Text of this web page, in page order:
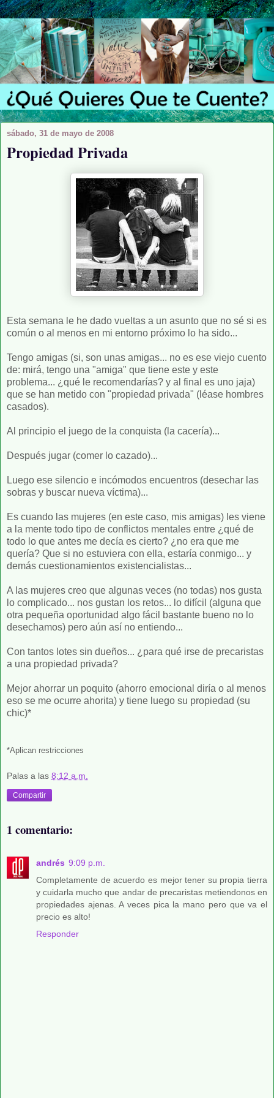
sábado, 31 de mayo de 2008
Propiedad Privada
Esta semana le he dado vueltas a un asunto que no sé si es
común o al menos en mi entorno próximo lo ha sido...
Tengo amigas (si, son unas amigas... no es ese viejo cuento
de: mirá, tengo una "amiga" que tiene este y este
problema... ¿qué le recomendarías? y al final es uno jaja)
que se han metido con "propiedad privada" (léase hombres
casados).
Al principio el juego de la conquista (la cacería)...
Después jugar (comer lo cazado)...
Luego ese silencio e incómodos encuentros (desechar las
sobras y buscar nueva víctima)...
Es cuando las mujeres (en este caso, mis amigas) les viene
a la mente todo tipo de conflictos mentales entre ¿qué de
todo lo que antes me decía es cierto? ¿no era que me
quería? Que si no estuviera con ella, estaría conmigo... y
demás cuestionamientos existencialistas...
A las mujeres creo que algunas veces (no todas) nos gusta
lo complicado... nos gustan los retos... lo difícil (alguna que
otra pequeña oportunidad algo fácil bastante bueno no lo
desechamos) pero aún así no entiendo...
Con tantos lotes sin dueños... ¿para qué irse de precaristas
a una propiedad privada?
Mejor ahorrar un poquito (ahorro emocional diría o al menos
eso se me ocurre ahorita) y tiene luego su propiedad (su
chic)*
*Aplican restricciones
Palas a las 8:12 a.m.
Compartir
1 comentario:
andrés 9:09 p.m.
Completamente de acuerdo es mejor tener su propia tierra
y cuidarla mucho que andar de precaristas metiendonos en
propiedades ajenas. A veces pica la mano pero que va el
precio es alto!
Responder